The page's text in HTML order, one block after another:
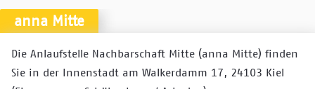
anna Mitte
Die Anlaufstelle Nachbarschaft Mitte (anna Mitte) finden
Sie in der Innenstadt am Walkerdamm 17, 24103 Kiel